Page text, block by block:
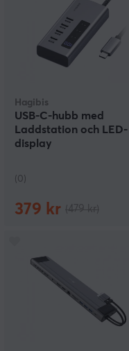
Hagibis
USB-C-hubb med
Laddstation och LED-
display
(0)
379 kr